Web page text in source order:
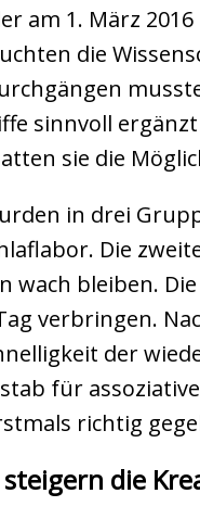
am 1. März 2016
die
sinnvoll
sie die
in drei
Die
wach bleiben.
verbringen.
der
für
richtig
die